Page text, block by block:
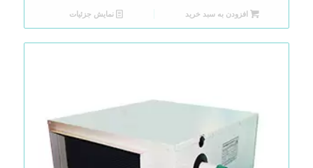
افزودن به سبد خرید نمایش جزئیات